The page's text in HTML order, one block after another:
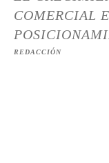
COMERCIAL
REDACCIÓN